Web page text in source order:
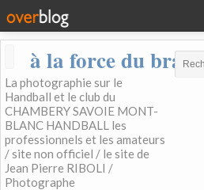
à la force du bras
La photographie sur le
Handball et le club du
CHAMBERY SAVOIE MONT-
BLANC HANDBALL les
professionnels et les amateurs
/ site non officiel / le site de
Jean Pierre RIBOLI /
Photographe